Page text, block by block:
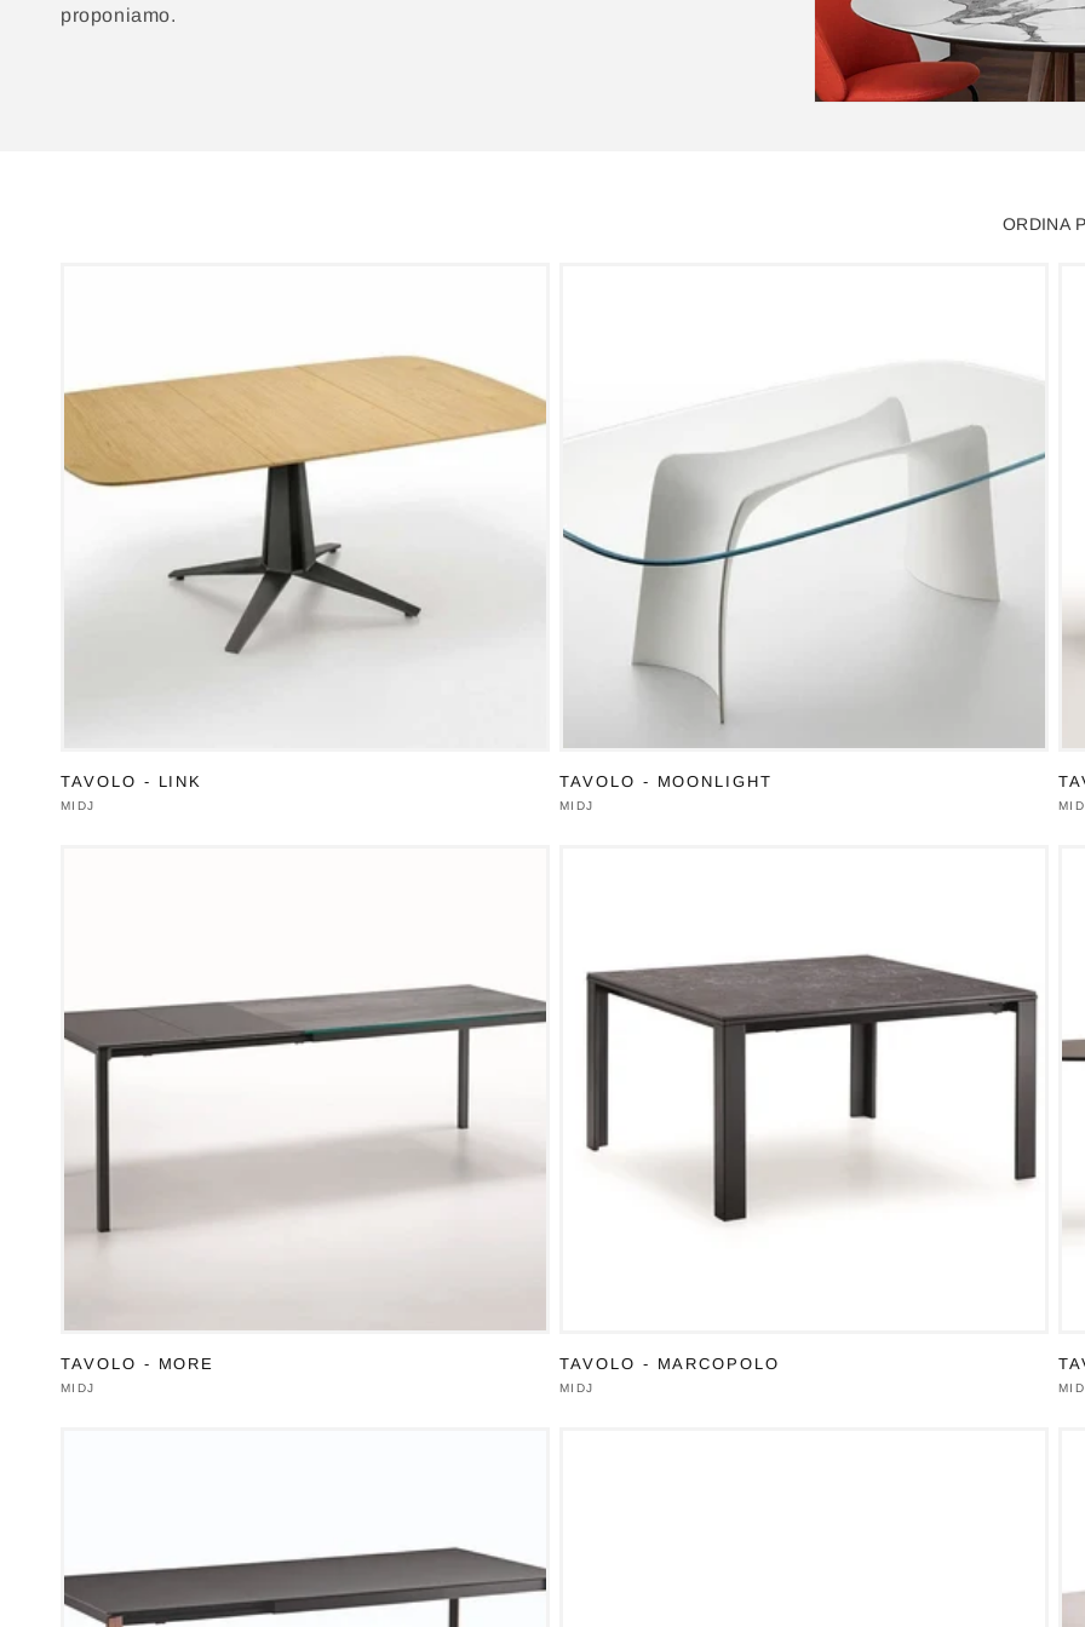
E
proponiamo.
ORDINA
TAVOLO - LINK
Produttore:
MIDJ
TAVOLO - MOONLIGHT
Produttore:
MIDJ
TAVOLO - MORE
Produttore:
MIDJ
TAVOLO - MARCOPOLO
Produttore:
MIDJ